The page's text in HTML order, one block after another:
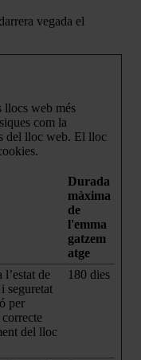
vegada el
llocs web més
com la
del lloc web. El lloc
Durada
màxima
de
l'emma
gatzem
atge
de
seguretat
per
del lloc
180 dies